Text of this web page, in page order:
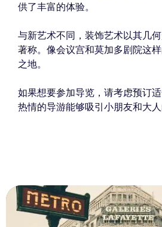
供了丰富的体验。
与新艺术不同，装饰艺术以其几
著称。像会议宫和莫加多剧院这
之地。
如果想要参加导览，请考虑预订适
热情的导游能够吸引小朋友和大人